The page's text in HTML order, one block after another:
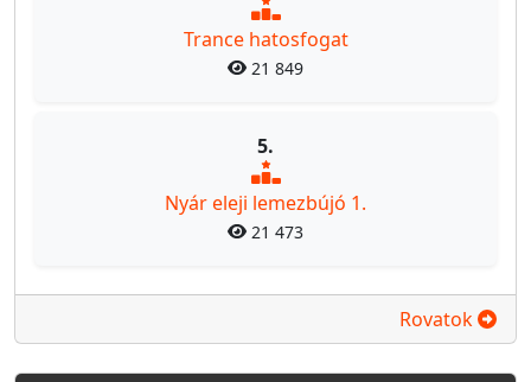
Trance hatosfogat
21 849
5.
Nyár eleji lemezbújó 1.
21 473
Rovatok